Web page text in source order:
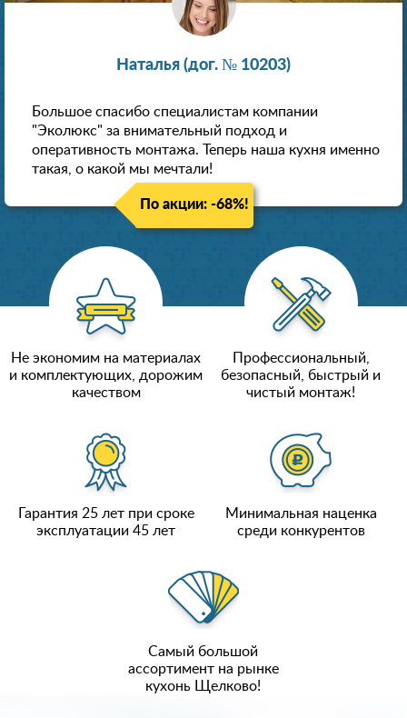
Наталья (дог. № 10203)
Большое спасибо специалистам компании
"Эколюкс" за внимательный подход и
оперативность монтажа. Теперь наша кухня именно
такая, о какой мы мечтали!
По акции: -68%!
Не экономим на материалах
и комплектующих, дорожим
качеством
Профессиональный,
безопасный, быстрый и
чистый монтаж!
Гарантия 25 лет при сроке
эксплуатации 45 лет
Минимальная наценка
среди конкурентов
Самый большой
ассортимент на рынке
кухонь Щелково!